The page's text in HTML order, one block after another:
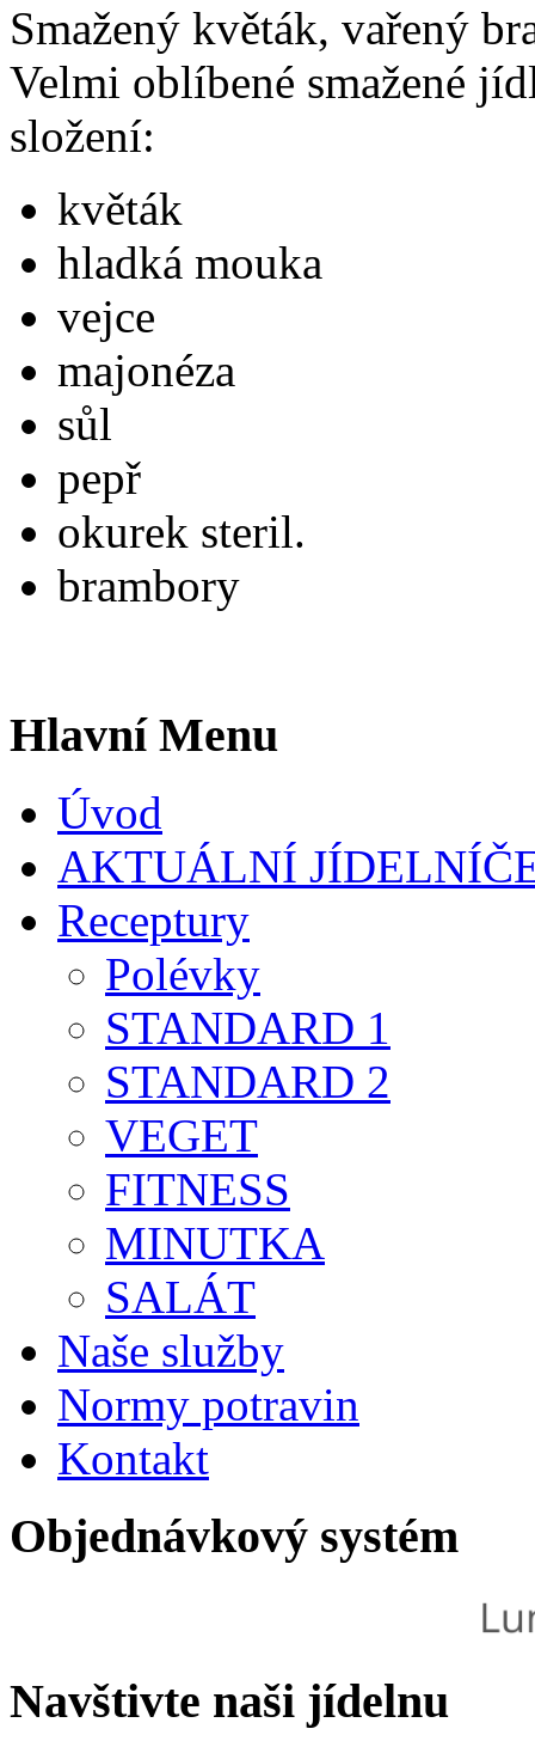
Smažený květák, vařený
Velmi oblíbené smažené
složení:
květák
hladká mouka
vejce
majonéza
sůl
pepř
okurek steril.
brambory
HlavníMenu
Úvod
AKTUÁLNÍ
Receptury
Polévky
STANDARD 1
STANDARD 2
VEGET
FITNESS
MINUTKA
SALÁT
Naše služby
Normy potravin
Kontakt
Objednávkový systém
Navštivte naši jídelnu